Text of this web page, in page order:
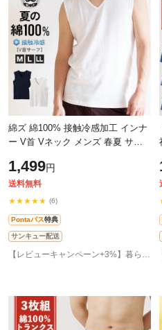
綿ズ 綿100% 接触冷感加工 インナ
ー V首 Vネック メンズ 春夏 サー
1,499円
送料無料
★★★★★ (6)
Pontaパス特典
サンキュー配送
【レビューキャンペーン+3%】暮らしの肌着 インナー専門店